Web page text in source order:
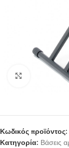
Click to
Κωδικός προϊόντος:
Κατηγορία: Βάσεις